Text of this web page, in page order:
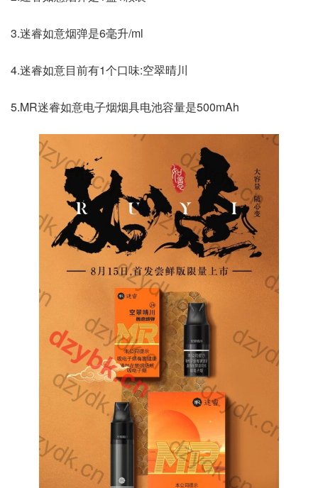
3.迷睿如意烟弹是6毫升/ml
4.迷睿如意目前有1个口味:空翠晴川
5.MR迷睿如意电子烟烟具电池容量是500mAh